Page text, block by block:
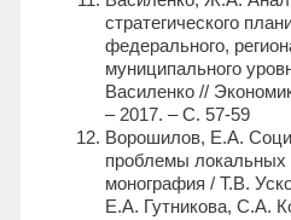
стратегического
федерального,
муниципального
Василенко //
– 2017. – С. 57-59
Ворошилов, Е.А.
проблемы локальных
монография / Т.В.
Е.А. Гутникова, С.А.